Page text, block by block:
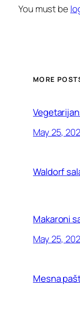
You must be
MORE
May 25,
Waldorf
Makaroni
May 25,
Mesna